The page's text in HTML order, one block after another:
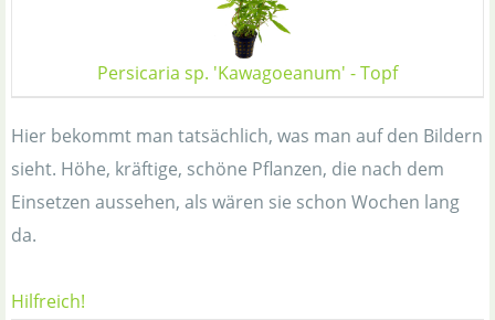
Persicaria sp. 'Kawagoeanum' - Topf
Hier bekommt man tatsächlich, was man auf den Bildern
sieht. Höhe, kräftige, schöne Pflanzen, die nach dem
Einsetzen aussehen, als wären sie schon Wochen lang
da.
Hilfreich!